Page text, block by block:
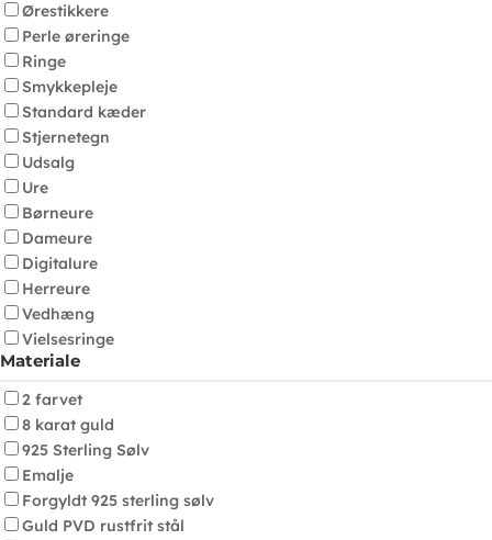
Ørestikkere
Perle øreringe
Ringe
Smykkepleje
Standard kæder
Stjernetegn
Udsalg
Ure
Børneure
Dameure
Digitalure
Herreure
Vedhæng
Vielsesringe
Materiale
2 farvet
8 karat guld
925 Sterling Sølv
Emalje
Forgyldt 925 sterling sølv
Guld PVD rustfrit stål